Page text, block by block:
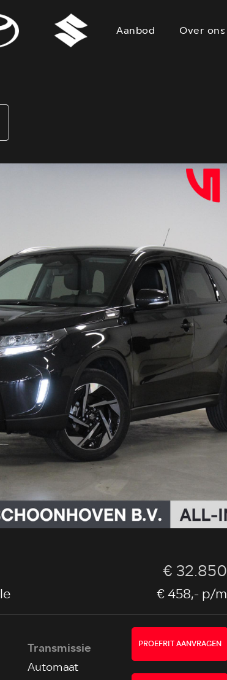
Aanbod Over ons
€ 32.850
€ 458,-p/m
PROEFRIT AANVRAGEN
Transmissie
Automaat